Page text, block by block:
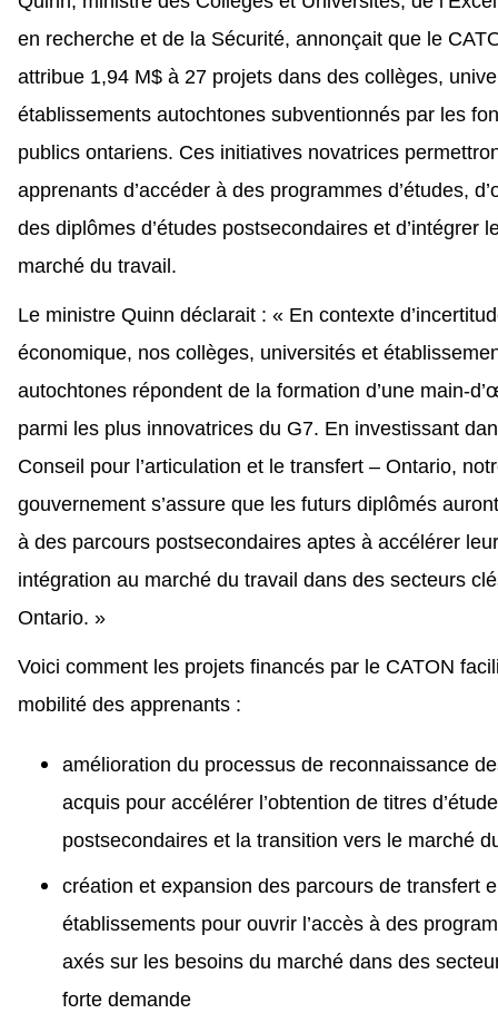
en recherche et de la Sécurité, annonçait que le
attribue 1,94 M$ à 27 projets dans des collèges,
établissements autochtones subventionnés par les
publics ontariens. Ces initiatives novatrices
apprenants d’accéder à des programmes d’études,
des diplômes d’études postsecondaires et d’intégrer
marché du travail.
Le ministre Quinn déclarait : « En contexte
économique, nos collèges, universités et
autochtones répondent de la formation d’une main-
parmi les plus innovatrices du G7. En investissant
Conseil pour l’articulation et le transfert – Ontario,
gouvernement s’assure que les futurs diplômés
à des parcours postsecondaires aptes à accélérer leur
intégration au marché du travail dans des secteurs
Ontario. »
Voici comment les projets financés par le CATON
mobilité des apprenants :
amélioration du processus de reconnaissance
acquis pour accélérer l’obtention de titres
postsecondaires et la transition vers le marché
création et expansion des parcours de transfert
établissements pour ouvrir l’accès à des
axés sur les besoins du marché dans des
forte demande